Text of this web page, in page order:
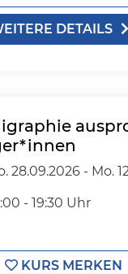
DETAILS
28.09.2026 - Mo.
- 19:30 Uhr
KURS MERKEN